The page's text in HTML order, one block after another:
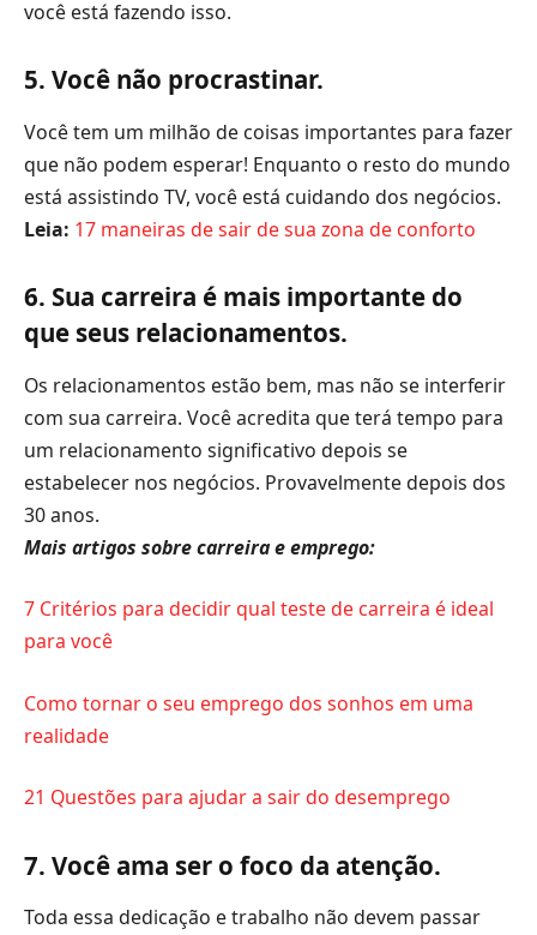
você está fazendo isso.
5. Você não procrastinar.
Você tem um milhão de coisas importantes para fazer
que não podem esperar! Enquanto o resto do mundo
está assistindo TV, você está cuidando dos negócios.
Leia: 17 maneiras de sair de sua zona de conforto
6. Sua carreira é mais importante do
que seus relacionamentos.
Os relacionamentos estão bem, mas não se interferir
com sua carreira. Você acredita que terá tempo para
um relacionamento significativo depois se
estabelecer nos negócios. Provavelmente depois dos
30 anos.
Mais artigos sobre carreira e emprego:
7 Critérios para decidir qual teste de carreira é ideal
para você
Como tornar o seu emprego dos sonhos em uma
realidade
21 Questões para ajudar a sair do desemprego
7. Você ama ser o foco da atenção.
Toda essa dedicação e trabalho não devem passar